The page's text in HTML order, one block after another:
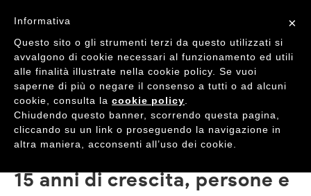
15 anni di crescita, persone e
×
Informativa
Questo sito o gli strumenti terzi da questo utilizzati si
avvalgono di cookie necessari al funzionamento ed utili
alle finalità illustrate nella cookie policy. Se vuoi
saperne di più o negare il consenso a tutti o ad alcuni
cookie, consulta la cookie policy
Chiudendo questo banner, scorrendo questa pagina,
cliccando su un link o proseguendo la navigazione in
altra maniera, acconsenti all’uso dei cookie.